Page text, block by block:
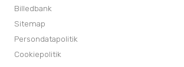
Billedbank
Sitemap
Persondatapolitik
Cookiepolitik